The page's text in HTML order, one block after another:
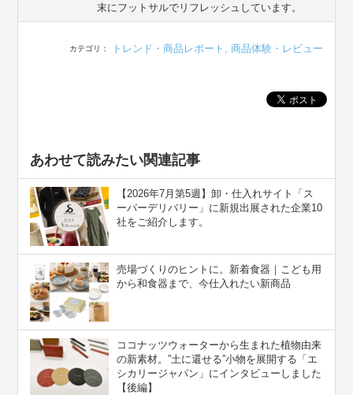
末にフットサルでリフレッシュしています。
カテゴリ： トレンド・商品レポート 商品体験・レビュー
あわせて読みたい関連記事
【2026年7月第5週】卸・仕入れサイト「ス
ーパーデリバリー」に新規出展された企業10
社をご紹介します。
売場づくりのヒントに。新着食器｜こども用
から和食器まで、今仕入れたい新商品
ココナッツウォーターから生まれた植物由来
の新素材。”⼟に還せる”小物を展開する「エ
シカリージャパン」にインタビューしました
【後編】